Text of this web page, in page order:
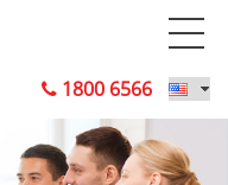
1800 6566